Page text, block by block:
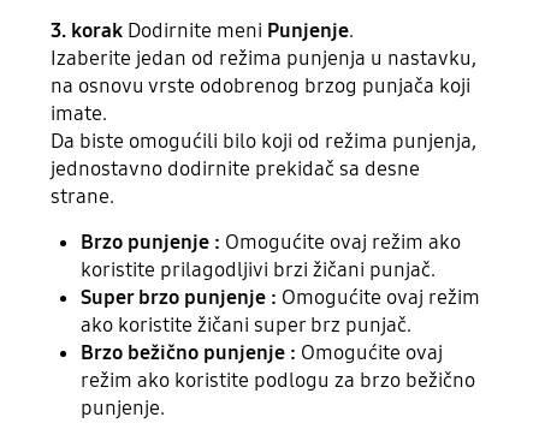
3. korak Dodirnite meni Punjenje.
Izaberite jedan od režima punjenja u nastavku,
na osnovu vrste odobrenog brzog punjača koji
imate.
Da biste omogućili bilo koji od režima punjenja,
jednostavno dodirnite prekidač sa desne
strane.
Brzo punjenje : Omogućite ovaj režim ako
koristite prilagodljivi brzi žičani punjač.
Super brzo punjenje : Omogućite ovaj režim
ako koristite žičani super brz punjač.
Brzo bežično punjenje : Omogućite ovaj
režim ako koristite podlogu za brzo bežično
punjenje.